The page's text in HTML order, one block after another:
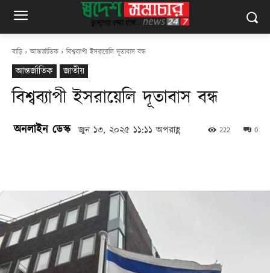
বাড়ি আন্তর্জাতিক বিশ্বব্যাপী ইসরায়েলি দূতাবাস বন্ধ
আন্তর্জাতিক জাতীয়
বিশ্বব্যাপী ইসরায়েলি দূতাবাস বন্ধ
অনলাইন ডেস্ক জুন ১৩, ২০২৫ ১১:১১ অপরাহ্ণ 0
222